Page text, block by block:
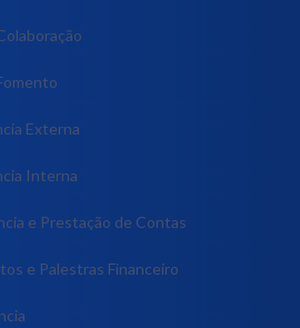
Externa
Interna
e Prestação de Contas
e Palestras Financeiro